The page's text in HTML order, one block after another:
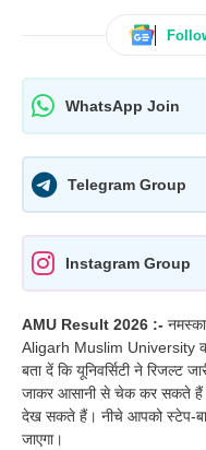
WhatsApp Join
Telegram Group
Instagram Group
AMU Result 2026 :-
Aligarh Muslim University
बता दें कि यूनिवर्सिटी ने रिजल्ट
जाकर आसानी से चेक कर सकते हैं।
देख सकते हैं। नीचे आपको स्टेप-
जाएगा।